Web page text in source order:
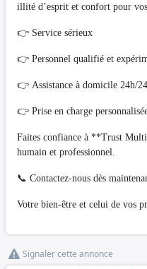
illité d’esprit et confort pour vos
👉 Service sérieux
👉 Personnel qualifié et
👉 Assistance à domicile 24h/
👉 Prise en charge
Faites confiance à **Trust
humain et professionnel.
📞 Contactez-nous dès
Votre bien-être et celui de vos
Signaler cette annonce